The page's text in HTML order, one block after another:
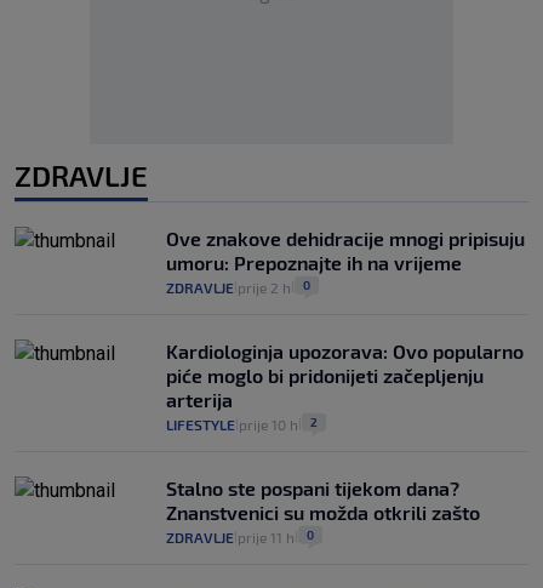
ZDRAVLJE
Ove znakove dehidracije mnogi pripisuju
umoru: Prepoznajte ih na vrijeme
ZDRAVLJE prije 2 h 0
Kardiologinja upozorava: Ovo popularno
piće moglo bi pridonijeti začepljenju
arterija
LIFESTYLE prije 10 h 2
Stalno ste pospani tijekom dana?
Znanstvenici su možda otkrili zašto
ZDRAVLJE prije 11 h 0